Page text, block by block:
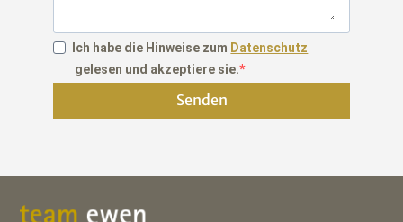
Ich habe die Hinweise zum Datenschutz
gelesen und akzeptiere sie.
Senden